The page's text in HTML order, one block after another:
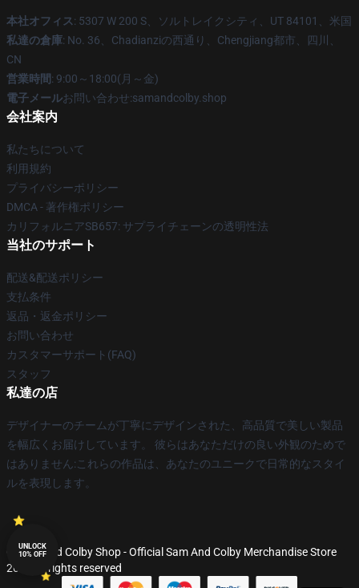
本社オフィス: 5307 W 200 S、ソルトレイクシティ、UT 84101、米国
私達の倉庫: No. 36、Chadianziの西通り、Chengjiang都市、四川、
CN
営業時間: 9:00～18:00(月～金)
電子メールお問い合わせ:samandcolby.shop
会社案内
私たちについて
利用規約
プライバシーポリシー
DMCA - 著作権ポリシー
カリフォルニアSB657: サプライチェーンの透明性法
当社のサポート
配送&配送ポリシー
支払条件
返品・返金ポリシー
お問い合わせ
カスタマーサポート(FAQ)
スタッフ
私達の店
デザイナーのチームが丁寧にデザインされた、高品質で美しい製品
を幅広くお届けしています。 彼らはあなただけの良い外観のためで
はありません:これらの作品は、あなたのユニークで日常的なスタイ
ルを表現します。
© Sam And Colby Shop - Official Sam And Colby Merchandise Store
2026 all rights reserved
UNLOCK
10% OFF